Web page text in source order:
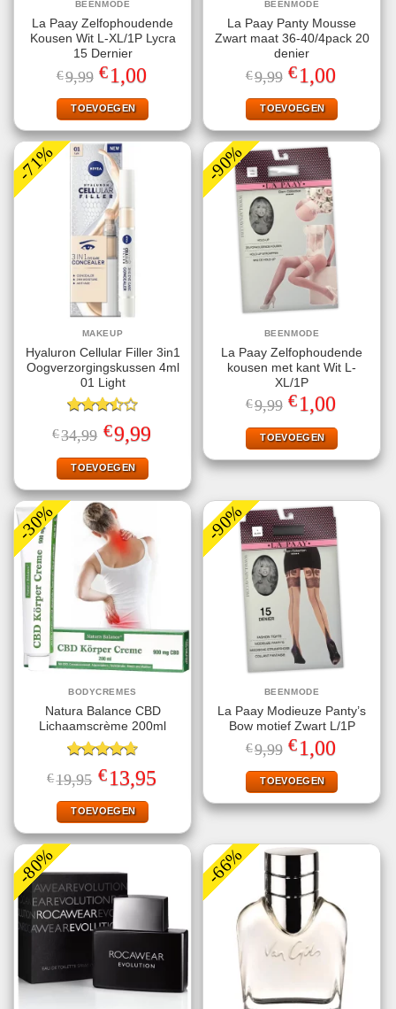
BEENMODE
La Paay Zelfophoudende
Kousen Wit L-XL/1P Lycra
15 Dernier
€9,99 Oorspronkelijke
prijs
was:
€9,99.
€1,00
is:
€1,00.
TOEVOEGEN
BEENMODE
La Paay Panty Mousse
Zwart maat 36-40/4pack 20
denier
€9,99 Oorspronkelijke
prijs
was:
€9,99.
€1,00
is:
€1,00.
TOEVOEGEN
-71%
MAKEUP
Hyaluron Cellular Filler 3in1
Oogverzorgingskussen 4ml
01 Light
Gewaardeerd
3.50uit
€34,99 Oorspronkelijke
prijs
was:
€34,99.
€9,99Huidige
prijs
TOEVOEGEN
-90%
BEENMODE
La Paay Zelfophoudende
kousen met kant Wit L-
XL/1P
€9,99 Oorspronkelijke
prijs
was:
€9,99.
€1,00
is:
€1,00.
TOEVOEGEN
-30%
BODYCREMES
Natura Balance CBD
Lichaamscrème 200ml
Gewaardeerd
4.67uit 5
€19,95 Oorspronkelijke
prijs
was:
€19,95.
€13,95prijs
TOEVOEGEN
-90%
BEENMODE
La Paay Modieuze Panty’s
Bow motief Zwart L/1P
€9,99 Oorspronkelijke
prijs
was:
€9,99.
€1,00
is:
€1,00.
TOEVOEGEN
-80% -66%